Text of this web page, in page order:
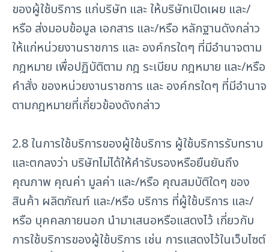
ของผู้ใช้บริการ แก่บริษัท และ ให้บริษัทเปิดเผย และ/
หรือ ส่งมอบข้อมูล เอกสาร และ/หรือ หลักฐานดังกล่าว
ให้แก่หน่วยงานราชการ และ องค์กรใดๆ ที่มีอำนาจตาม
กฎหมาย เพื่อปฏิบัติตาม กฎ ระเบียบ กฎหมาย และ/หรือ
คำสั่ง ของหน่วยงานราชการ และ องค์กรใดๆ ที่มีอำนาจ
ตามกฎหมายที่เกี่ยวข้องดังกล่าว
2.8 ในการใช้บริการของผู้ใช้บริการ ผู้ใช้บริการรับทราบ
และตกลงว่า บริษัทไม่ได้ให้คำรับรองหรือยืนยันถึง
คุณภาพ คุณค่า มูลค่า และ/หรือ คุณสมบัติใดๆ ของ
สินค้า ผลิตภัณฑ์ และ/หรือ บริการ ที่ผู้ใช้บริการ และ/
หรือ บุคคลภายนอก นำมาเสนอหรือแสดงไว้ เกี่ยวกับ
การใช้บริการของผู้ใช้บริการ เช่น การแสดงไว้ในเว็บไซต์